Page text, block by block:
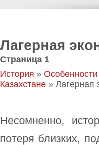
Лагерная
Страница 1
История »
Казахстане » Лагерная
Несомненно,
потеря близких,